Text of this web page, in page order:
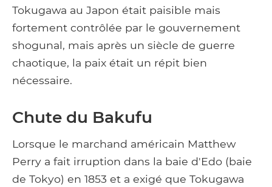
Tokugawa au Japon était paisible mais
fortement contrôlée par le gouvernement
shogunal, mais après un siècle de guerre
chaotique, la paix était un répit bien
nécessaire.
Chute du Bakufu
Lorsque le marchand américain Matthew
Perry a fait irruption dans la baie d'Edo (baie
de Tokyo) en 1853 et a exigé que Tokugawa